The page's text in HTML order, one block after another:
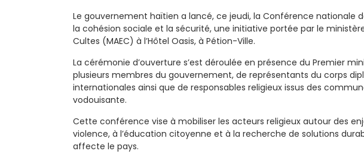
Le gouvernement haïtien a lancé, ce jeudi, la Conférence nationale
la cohésion sociale et la sécurité, une initiative portée par le
Cultes (MAEC) à l’Hôtel Oasis, à Pétion-Ville.
La cérémonie d’ouverture s’est déroulée en présence du Premier
plusieurs membres du gouvernement, de représentants du corps
internationales ainsi que de responsables religieux issus des
vodouisante.
Cette conférence vise à mobiliser les acteurs religieux autour des
violence, à l’éducation citoyenne et à la recherche de solutions
affecte le pays.